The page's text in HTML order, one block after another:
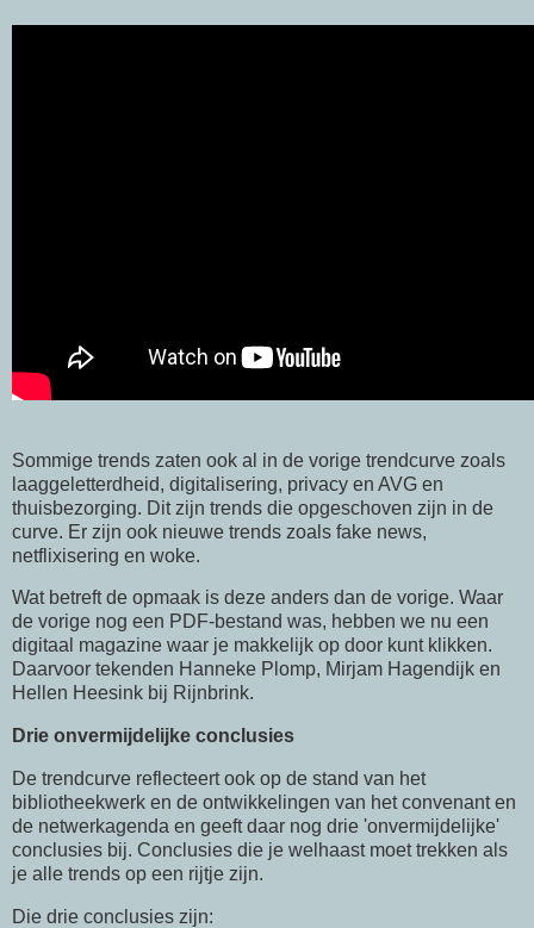
Sommige trends zaten ook al in de vorige trendcurve zoals
laaggeletterdheid, digitalisering, privacy en AVG en
thuisbezorging. Dit zijn trends die opgeschoven zijn in de
curve. Er zijn ook nieuwe trends zoals fake news,
netflixisering en woke.
Wat betreft de opmaak is deze anders dan de vorige. Waar
de vorige nog een PDF-bestand was, hebben we nu een
digitaal magazine waar je makkelijk op door kunt klikken.
Daarvoor tekenden Hanneke Plomp, Mirjam Hagendijk en
Hellen Heesink bij Rijnbrink.
Drie onvermijdelijke conclusies
De trendcurve reflecteert ook op de stand van het
bibliotheekwerk en de ontwikkelingen van het convenant en
de netwerkagenda en geeft daar nog drie 'onvermijdelijke'
conclusies bij. Conclusies die je welhaast moet trekken als
je alle trends op een rijtje zijn.
Die drie conclusies zijn: